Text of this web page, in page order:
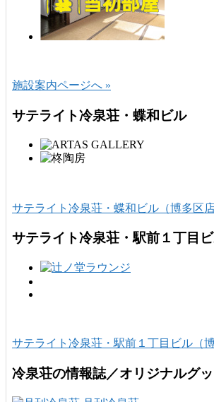
施設案内ページへ »
サテライト冷泉荘・蝶和ビル
サテライト冷泉荘・蝶和ビル（博多区
サテライト冷泉荘・駅前１丁目
サテライト冷泉荘・駅前１丁目ビル（
冷泉荘の情報誌／オリジナルグ